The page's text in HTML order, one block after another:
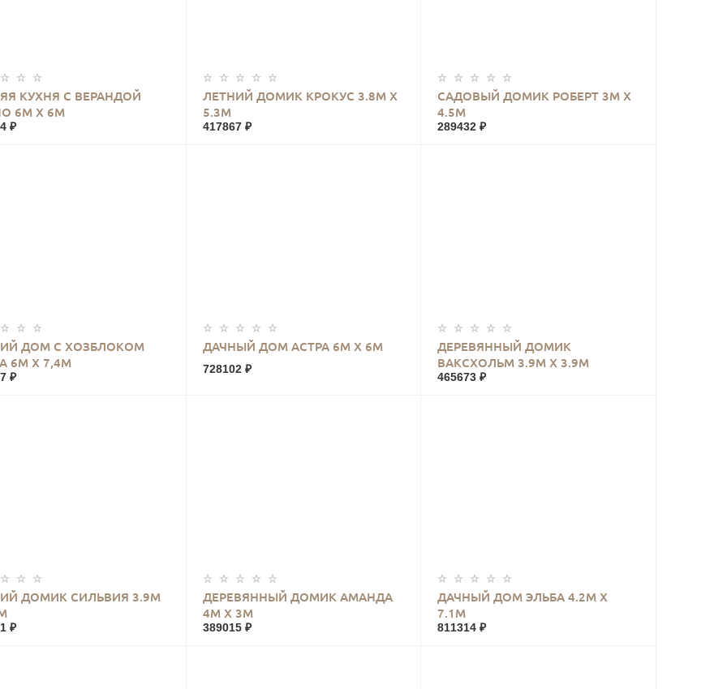
КУХНЯ С ВЕРАНДОЙ
6М Х 6М
₽
КУПИТЬ
ЛЕТНИЙ ДОМИК КРОКУС 3.8М Х
5.3М
417867 ₽
КУПИТЬ
САДОВЫЙ ДОМИК РОБЕРТ 3М Х
4.5М
289432 ₽
КУПИТЬ
ДОМ С ХОЗБЛОКОМ
6М Х 7,4М
₽
КУПИТЬ ДАЧНЫЙ ДОМ АСТРА 6М Х 6М
728102 ₽
КУПИТЬ
ДЕРЕВЯННЫЙ ДОМИК
ВАКСХОЛЬМ 3.9М Х 3.9М
465673 ₽
КУПИТЬ
ДОМИК СИЛЬВИЯ 3.9М
₽
КУПИТЬ
ДЕРЕВЯННЫЙ ДОМИК АМАНДА
4М Х 3М
389015 ₽
КУПИТЬ
ДАЧНЫЙ ДОМ ЭЛЬБА 4.2М Х
7.1М
811314 ₽
КУПИТЬ